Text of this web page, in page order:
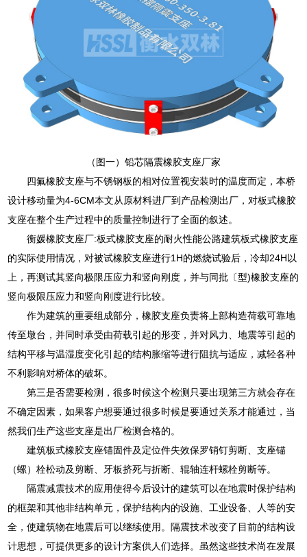
（图一）铅芯隔震橡胶支座厂家
四氟橡胶支座与不锈钢板的相对位置视安装时的温度而定，本桥
设计移动量为4-6CM本文从原材料进厂到产品检测出厂，对板式橡胶
支座在整个生产过程中的质量控制进行了全面的叙述。
衡媛橡胶支座厂:板式橡胶支座的耐火性能公路建筑板式橡胶支座
的实际使用情况，对被试橡胶支座进行1H的燃烧试验后，冷却24H以
上，再测试其竖向极限压应力和竖向刚度，并与同批〔型)橡胶支座的
竖向极限压应力和竖向刚度进行比较。
作为建筑的重要组成部分，橡胶支座负责将上部构造荷载可靠地
传至墩台，并同时承受由荷载引起的形变，并对风力、地震等引起的
结构平移与温湿度变化引起的结构胀缩等进行阻抗与适应，减轻各种
不利影响对桥体的破坏。
第三是否需要检测，很多时候这个检测只要出现第三方就会存在
不确定因素，如果客户想要通过很多时候是要通过关系才能通过，当
然我们生产这些支座是出厂检测合格的。
建筑板式橡胶支座锚固件及定位件失效保罗销钉剪断、支座锚
（螺）栓松动及剪断、牙板挤死与折断、辊轴连杆螺栓剪断等。
隔震减震技术的应用使得今后设计的建筑可以在地震时保护结构
的框架和其他非结构单元，保护结构内的设施、工业设备、人等的安
全，使建筑物在地震后可以继续使用。隔震技术改变了目前的结构设
计思想，可提供更多的设计方案供人们选择。虽然这些技术尚在发展